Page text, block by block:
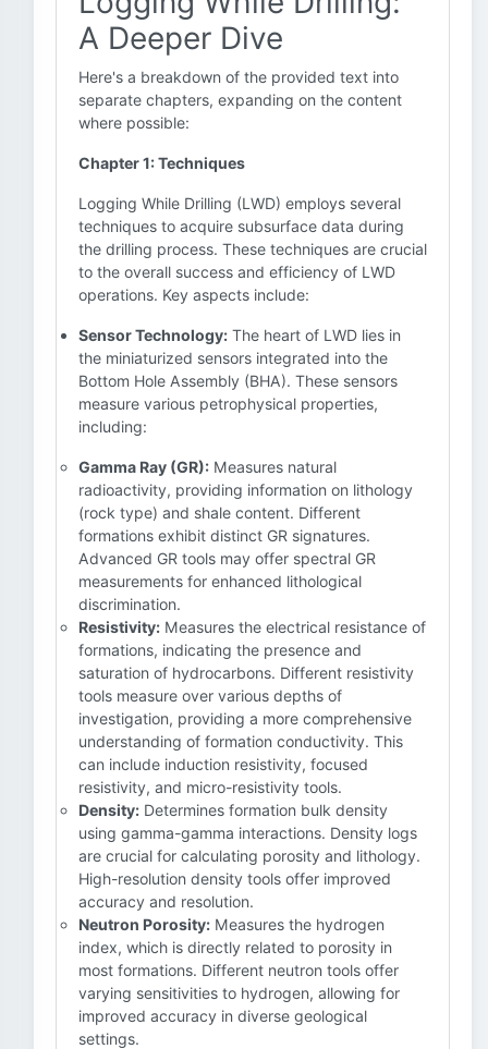
A Deeper Dive
Here's a breakdown of the provided text into
separate chapters, expanding on the content
where possible:
Chapter 1: Techniques
Logging While Drilling (LWD) employs several
techniques to acquire subsurface data during
the drilling process. These techniques are crucial
to the overall success and efficiency of LWD
operations. Key aspects include:
Sensor Technology: The heart of LWD lies in
the miniaturized sensors integrated into the
Bottom Hole Assembly (BHA). These sensors
measure various petrophysical properties,
including:
Gamma Ray (GR): Measures natural
radioactivity, providing information on lithology
(rock type) and shale content. Different
formations exhibit distinct GR signatures.
Advanced GR tools may offer spectral GR
measurements for enhanced lithological
discrimination.
Resistivity: Measures the electrical resistance of
formations, indicating the presence and
saturation of hydrocarbons. Different resistivity
tools measure over various depths of
investigation, providing a more comprehensive
understanding of formation conductivity. This
can include induction resistivity, focused
resistivity, and micro-resistivity tools.
Density: Determines formation bulk density
using gamma-gamma interactions. Density logs
are crucial for calculating porosity and lithology.
High-resolution density tools offer improved
accuracy and resolution.
Neutron Porosity: Measures the hydrogen
index, which is directly related to porosity in
most formations. Different neutron tools offer
varying sensitivities to hydrogen, allowing for
improved accuracy in diverse geological
settings.